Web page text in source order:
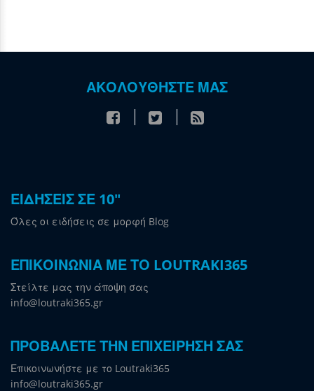
ΑΚΟΛΟΥΘΗΣΤΕ ΜΑΣ
ΕΙΔΗΣΕΙΣ ΣΕ 10"
Όλες οι ειδήσεις σε μορφή Blog
ΕΠΙΚΟΙΝΩΝΙΑ ΜΕ ΤΟ LOUTRAKI365
Στείλτε μας την άποψη σας
info@loutraki365.gr
ΠΡΟΒΑΛΕΤΕ ΤΗΝ ΕΠΙΧΕΙΡΗΣΗ ΣΑΣ
Επικοινωνήστε με το Loutraki365
info@loutraki365.gr